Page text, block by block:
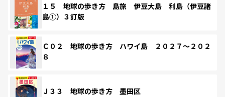
１５ 地球の歩き方 島旅 伊豆大島 利島（伊豆諸
島①）３訂版
Ｃ０２ 地球の歩き方 ハワイ島 ２０２７～２０２
８
Ｊ３３ 地球の歩き方 墨田区